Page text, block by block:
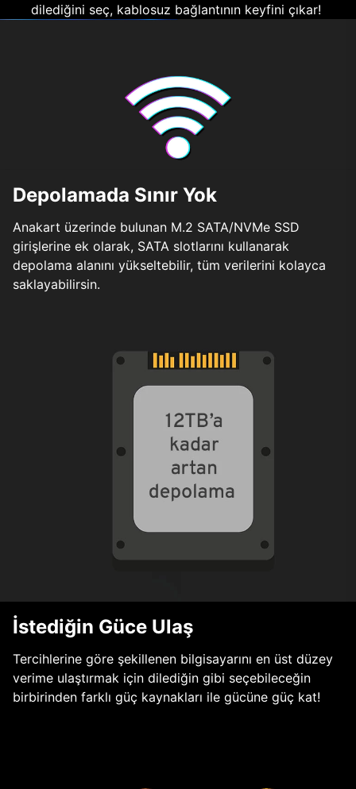
dilediğini seç, kablosuz bağlantının keyfini çıkar!
Depolamada Sınır Yok
Anakart üzerinde bulunan M.2 SATA/NVMe SSD
girişlerine ek olarak, SATA slotlarını kullanarak
depolama alanını yükseltebilir, tüm verilerini kolayca
saklayabilirsin.
İstediğin Güce Ulaş
Tercihlerine göre şekillenen bilgisayarını en üst düzey
verime ulaştırmak için dilediğin gibi seçebileceğin
birbirinden farklı güç kaynakları ile gücüne güç kat!